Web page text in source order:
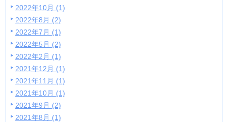
2022年10月 (1)
2022年8月 (2)
2022年7月 (1)
2022年5月 (2)
2022年2月 (1)
2021年12月 (1)
2021年11月 (1)
2021年10月 (1)
2021年9月 (2)
2021年8月 (1)